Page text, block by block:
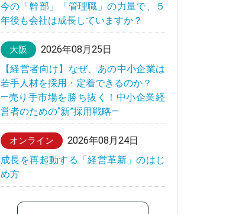
今の「幹部」「管理職」の力量で、５
年後も会社は成長していますか？
大阪
2026年08月25日
【経営者向け】なぜ、あの中小企業は
若手人材を採用・定着できるのか？
—売り手市場を勝ち抜く！中小企業経
営者のための“新”採用戦略—
オンライン
2026年08月24日
成長を再起動する「経営革新」のはじ
め方